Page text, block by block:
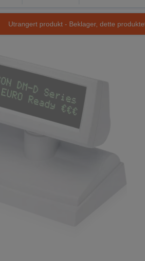
Utrangert produkt - Beklager, dette